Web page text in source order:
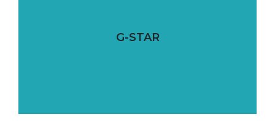
G-STAR